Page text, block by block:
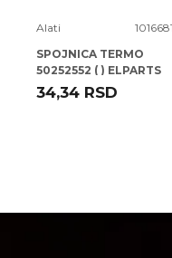
Alati
1016681
SPOJNICA TERMO
50252552 ( ) ELPARTS
34,34 RSD